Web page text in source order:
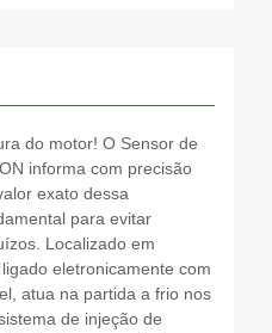
do motor! O Sensor de
informa com precisão
exato dessa
para evitar
Localizado em
eletronicamente com
atua na partida a frio nos
de injeção de